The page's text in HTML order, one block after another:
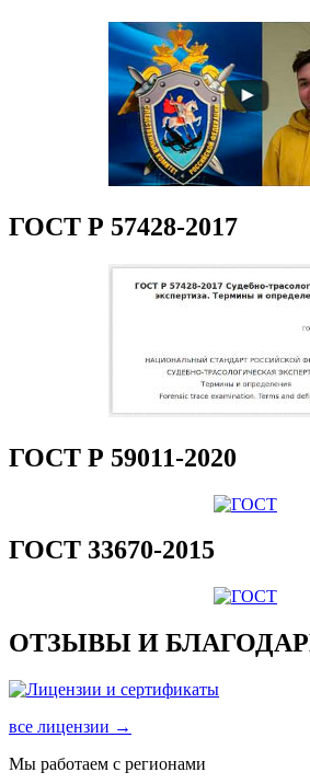
ГОСТ Р 57428-2017
ГОСТ Р 59011-2020
ГОСТ 33670-2015
ОТЗЫВЫ И
все лицензии →
Мы работаем с регионами